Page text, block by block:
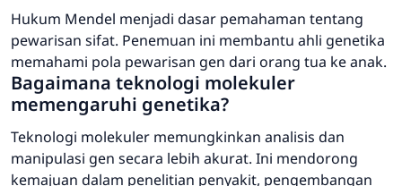
Hukum Mendel menjadi dasar pemahaman tentang
pewarisan sifat. Penemuan ini membantu ahli genetika
memahami pola pewarisan gen dari orang tua ke anak.
Bagaimana teknologi molekuler
memengaruhi genetika?
Teknologi molekuler memungkinkan analisis dan
manipulasi gen secara lebih akurat. Ini mendorong
kemajuan dalam penelitian penyakit, pengembangan